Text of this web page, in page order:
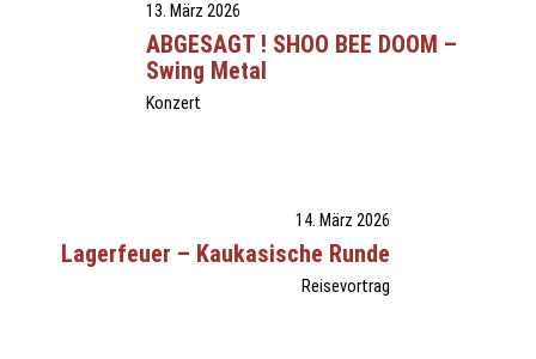
13. März 2026
ABGESAGT ! SHOO BEE DOOM –
Swing Metal
Konzert
14. März 2026
Lagerfeuer – Kaukasische Runde
Reisevortrag